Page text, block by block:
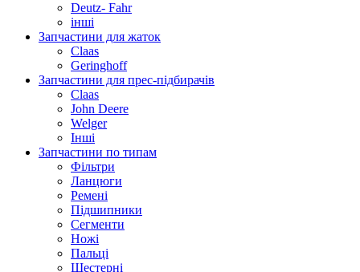
Deutz- Fahr
інші
Запчастини для жаток
Claas
Geringhoff
Запчастини для прес-підбирачів
Claas
John Deere
Welger
Інші
Запчастини по типам
Фільтри
Ланцюги
Ремені
Підшипники
Сегменти
Ножі
Пальці
Шестерні